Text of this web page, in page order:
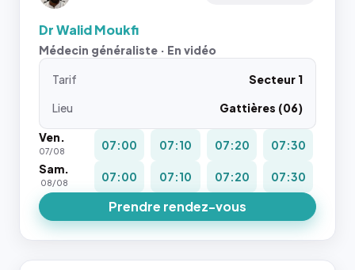
Dr Walid Moukfi
Médecin généraliste · En vidéo
Tarif
Secteur 1
Lieu
Gattières (06)
Ven.
07/08 07:00 07:10 07:20
07:30
Sam.
08/08 07:00 07:10 07:20 07:30
Prendre rendez-vous